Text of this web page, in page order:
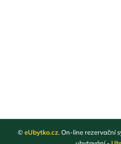
© eUbytko.cz. On-line rezervační